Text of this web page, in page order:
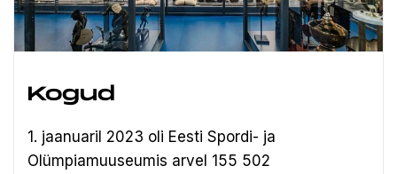
Kogud
1. jaanuaril 2023 oli Eesti Spordi- ja
Olümpiamuuseumis arvel 155 502